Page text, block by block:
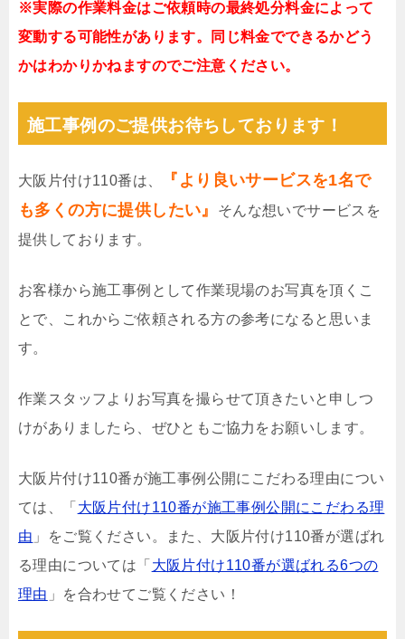
※実際の作業料金はご依頼時の最終処分料金によって
変動する可能性があります。同じ料金でできるかどう
かはわかりかねますのでご注意ください。
施工事例のご提供お待ちしております！
大阪片付け110番は、
『より良いサービスを1名で
も多くの方に提供したい』
そんな想いでサービスを
提供しております。
お客様から施工事例として作業現場のお写真を頂くこ
とで、これからご依頼される方の参考になると思いま
す。
作業スタッフよりお写真を撮らせて頂きたいと申しつ
けがありましたら、ぜひともご協力をお願いします。
大阪片付け110番が施工事例公開にこだわる理由につい
ては、「 大阪片付け110番が施工事例公開にこだわる理
由 」をご覧ください。また、大阪片付け110番が選ばれ
る理由については「 大阪片付け110番が選ばれる6つの
理由 」を合わせてご覧ください！